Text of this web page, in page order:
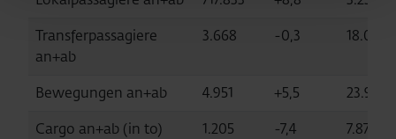
Transferpassagiere
an+ab
3.668 -0,3 18.070
Bewegungen an+ab 4.951 +5,5
23.942
Cargo an+ab (in to)
1.205 -7,4
7.872